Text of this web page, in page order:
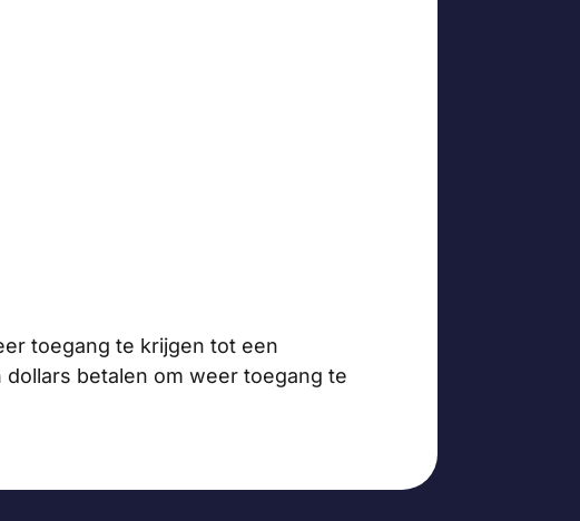
toegang te krijgen tot een
betalen om weer toegang te